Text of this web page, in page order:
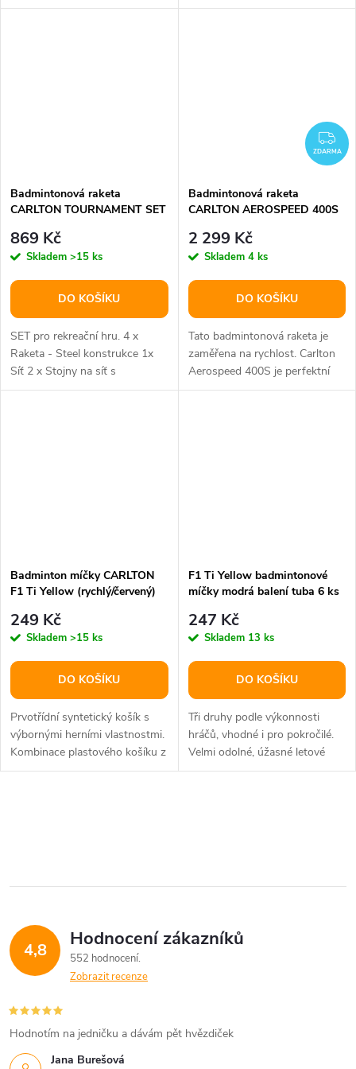
raketa pro všestranného až... Řada Vapour Trail nabízí...
Badmintonová raketa
CARLTON TOURNAMENT SET
869 Kč
Skladem >15 ks
DO KOŠÍKU
SET pro rekreační hru. 4 x
Raketa - Steel konstrukce 1x
Síť 2 x Stojny na síť s
ukotvením 3 x C10 synthetic
ZDARMA
Badmintonová raketa
CARLTON AEROSPEED 400S
2 299 Kč
Skladem 4 ks
DO KOŠÍKU
Tato badmintonová raketa je
zaměřena na rychlost. Carlton
Aerospeed 400S je perfektní
raketa pro všestranného až...
Badminton míčky CARLTON
F1 Ti Yellow (rychlý/červený)
249 Kč
Skladem >15 ks
DO KOŠÍKU
Prvotřídní syntetický košík s
výbornými herními vlastnostmi.
Kombinace plastového košíku z
trvanlivého nylonu a...
F1 Ti Yellow badmintonové
míčky modrá balení tuba 6 ks
247 Kč
Skladem 13 ks
DO KOŠÍKU
Tři druhy podle výkonnosti
hráčů, vhodné i pro pokročilé.
Velmi odolné, úžasné letové
vlastnosti.
l
d
a
c
í
4,8 Hodnocení zákazníků
552 hodnocení
Zobrazit recenze
Jana Burešová
Hodnotím na jedničku a dávám pět hvězdiček